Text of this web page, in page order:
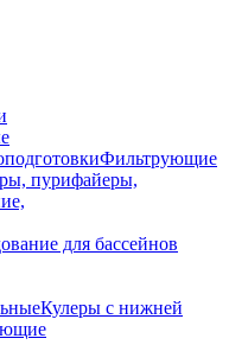
Фильтрующие
пурифайеры,
для бассейнов
Кулеры с нижней